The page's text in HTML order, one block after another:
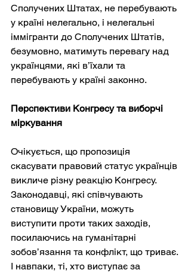
Сполучених Штатах, не перебувають
у країні нелегально, і нелегальні
іммігранти до Сполучених Штатів,
безумовно, матимуть перевагу над
українцями, які в’їхали та
перебувають у країні законно.
Перспективи Конгресу та виборчі
міркування
Очікується, що пропозиція
скасувати правовий статус українців
викличе різну реакцію Конгресу.
Законодавці, які співчувають
становищу України, можуть
виступити проти таких заходів,
посилаючись на гуманітарні
зобов’язання та конфлікт, що триває.
І навпаки, ті, хто виступає за